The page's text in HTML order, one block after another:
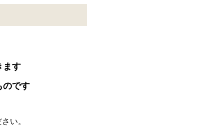
ます
のです
い。